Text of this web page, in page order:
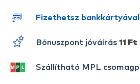
Fizethetsz bankkártyával
Bónuszpont jóváírás 11 Ft
Szállítható MPL